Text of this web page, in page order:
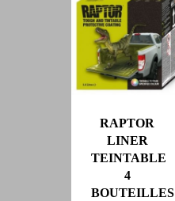
RAPTOR
LINER
TEINTABLE
4
BOUTEILLES